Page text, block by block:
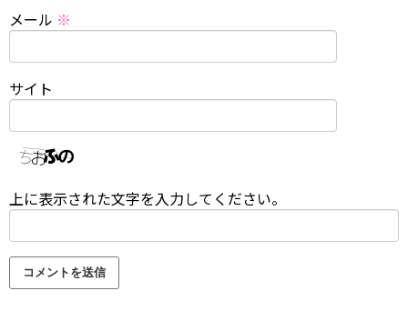
メール ※
サイト
上に表示された文字を入力してください。